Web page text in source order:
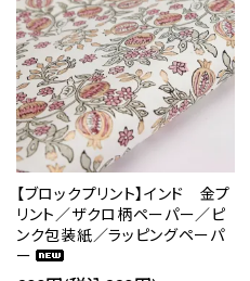
【ブロックプリント】インド 金プ
リント／ザクロ柄ペーパー／ピ
ンク包装紙／ラッピングペーパ
ー